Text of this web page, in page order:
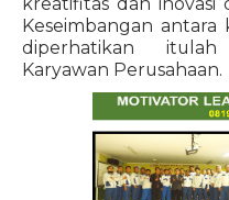
Keseimbangan
diperhatikan
Karyawan Perusahaan.